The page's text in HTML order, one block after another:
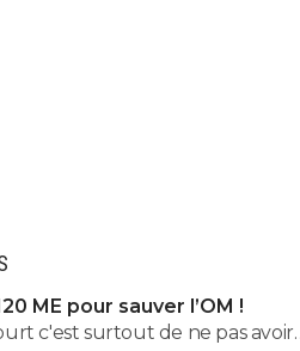
ME pour sauver l’OM !
c'est surtout de ne pas avoir